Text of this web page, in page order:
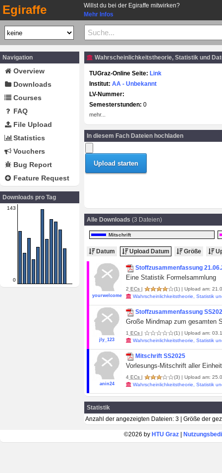
Egiraffe
Willst du bei der Egiraffe mitwirken?
Mehr Infos
Navigation
Overview
Downloads
Courses
FAQ
File Upload
Statistics
Vouchers
Bug Report
Feature Request
Downloads pro Tag
143
0
Wahrscheinlichkeitstheorie, Statistik und
TUGraz-Online Seite: Link
Institut: AA - Unbekannt
LV-Nummer:
Semesterstunden: 0
mehr...
In diesem Fach Dateien hochladen
Alle Downloads (3 Dateien)
Mitschrift
Datum Upload Datum Größe
yourwelcome
Stoffzusammenfassung
Eine Statistik Formelsammlung
2 ECs | (1) | Upload am:
Wahrscheinlichkeitstheorie, Statistik
jly_123
Stoffzusammenfassung
Große Mindmap zum gesamten
1 ECs | (1) | Upload am:
Wahrscheinlichkeitstheorie, Statistik
anin24
Mitschrift SS2025
Vorlesungs-Mitschrift aller
4 ECs | (3) | Upload am:
Wahrscheinlichkeitstheorie, Statistik
Statistik
Anzahl der angezeigten Dateien: 3 | Größe der
©2026 by HTU Graz|